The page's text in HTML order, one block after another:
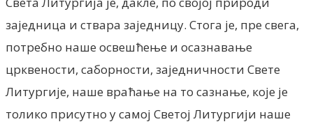
заједница и ствара заједницу. Стога je, пре свега,
потребно наше освешћење и осазнавање
црквености, саборности, заједничности Свете
Литургије, наше враћање на то сазнање, које je
толико присутно у самој Светој Литургији наше